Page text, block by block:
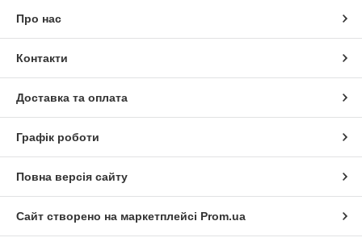
Про нас
Контакти
Доставка та оплата
Графік роботи
Повна версія сайту
Сайт створено на маркетплейсі Prom.ua